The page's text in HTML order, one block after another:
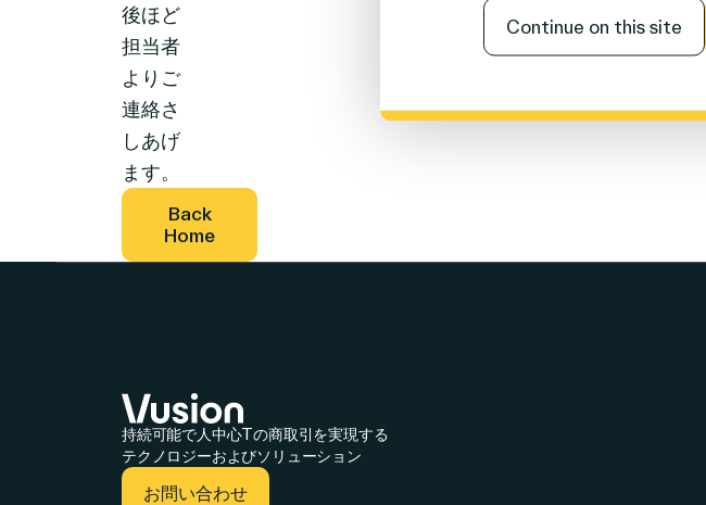
後ほど
担当者
よりご
連絡さ
しあげ
ます。
Back
Home
持続可能で人中心Tの商取引を実現する
テクノロジーおよびソリューション
お問い合わせ
Continue on this site